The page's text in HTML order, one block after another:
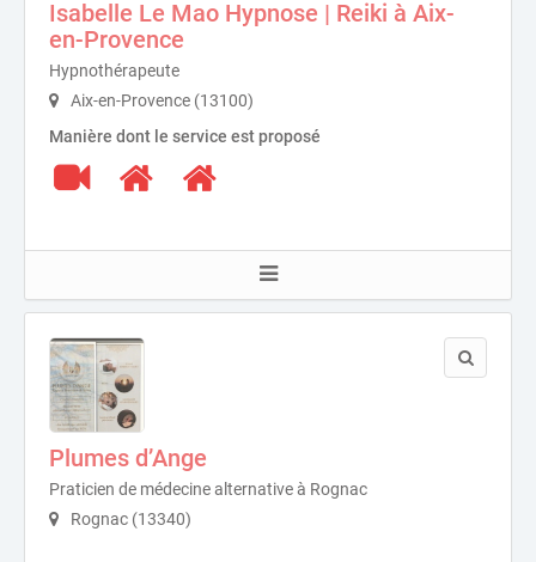
Isabelle Le Mao Hypnose | Reiki à Aix-
en-Provence
Hypnothérapeute
Aix-en-Provence (13100)
Manière dont le service est proposé
Plumes d’Ange
Praticien de médecine alternative à Rognac
Rognac (13340)